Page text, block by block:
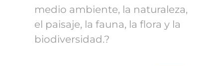
medio ambiente, la naturaleza,
el paisaje, la fauna, la flora y la
biodiversidad.?